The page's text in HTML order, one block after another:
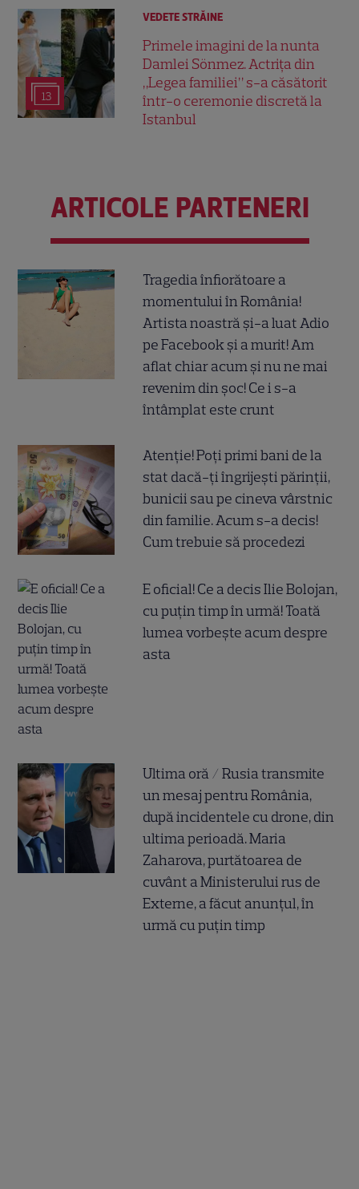
13
VEDETE STRĂINE
Primele imagini de la nunta
Damlei Sönmez. Actrița din
„Legea familiei” s-a căsătorit
într-o ceremonie discretă la
Istanbul
ARTICOLE PARTENERI
Tragedia înfiorătoare a
momentului în România!
Artista noastră și-a luat Adio
pe Facebook și a murit! Am
aflat chiar acum și nu ne mai
revenim din șoc! Ce i s-a
întâmplat este crunt
Atenție! Poți primi bani de la
stat dacă-ți îngrijești părinții,
bunicii sau pe cineva vârstnic
din familie. Acum s-a decis!
Cum trebuie să procedezi
E oficial! Ce a decis Ilie Bolojan,
cu puțin timp în urmă! Toată
lumea vorbește acum despre
asta
Ultima oră / Rusia transmite
un mesaj pentru România,
după incidentele cu drone, din
ultima perioadă. Maria
Zaharova, purtătoarea de
cuvânt a Ministerului rus de
Externe, a făcut anunțul, în
urmă cu puțin timp